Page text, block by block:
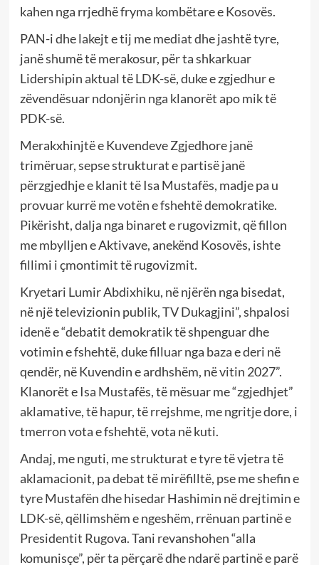
kahen nga rrjedhë fryma kombëtare e Kosovës.
PAN-i dhe lakejt e tij me mediat dhe jashtë tyre,
janë shumë të merakosur, për ta shkarkuar
Lidershipin aktual të LDK-së, duke e zgjedhur e
zëvendësuar ndonjërin nga klanorët apo mik të
PDK-së.
Merakxhinjtë e Kuvendeve Zgjedhore janë
trimëruar, sepse strukturat e partisë janë
përzgjedhje e klanit të Isa Mustafës, madje pa u
provuar kurrë me votën e fshehtë demokratike.
Pikërisht, dalja nga binaret e rugovizmit, që fillon
me mbylljen e Aktivave, anekënd Kosovës, ishte
fillimi i çmontimit të rugovizmit.
Kryetari Lumir Abdixhiku, në njërën nga bisedat,
në një televizionin publik, TV Dukagjini”, shpalosi
idenë e “debatit demokratik të shpenguar dhe
votimin e fshehtë, duke filluar nga baza e deri në
qendër, në Kuvendin e ardhshëm, në vitin 2027”.
Klanorët e Isa Mustafës, të mësuar me “zgjedhjet”
aklamative, të hapur, të rrejshme, me ngritje dore, i
tmerron vota e fshehtë, vota në kuti.
Andaj, me nguti, me strukturat e tyre të vjetra të
aklamacionit, pa debat të mirëfilltë, pse me shefin e
tyre Mustafën dhe hisedar Hashimin në drejtimin e
LDK-së, qëllimshëm e ngeshëm, rrënuan partinë e
Presidentit Rugova. Tani revanshohen “alla
komunisçe”, për ta përçarë dhe ndarë partinë e parë